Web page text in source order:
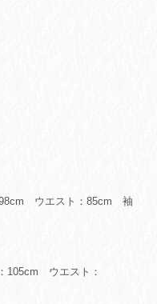
ウエスト：85cm 袖
105cm ウエスト：